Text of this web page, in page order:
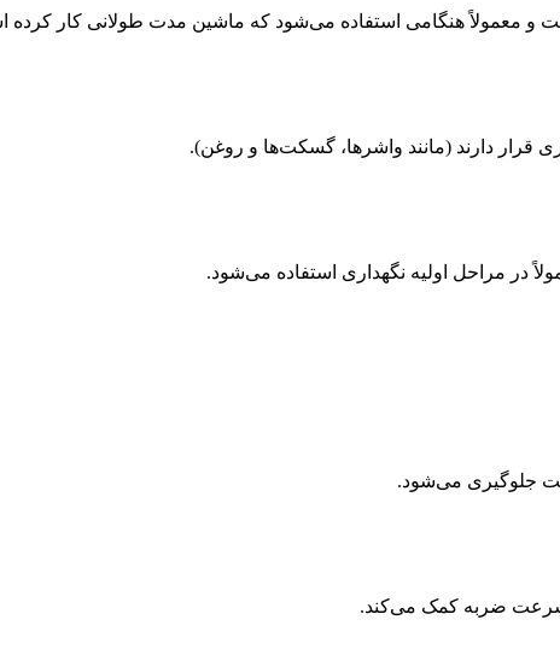
و معمولاً هنگامی استفاده می‌شود که ماشین مدت طولانی کار کرده
دارند (مانند واشرها، گسکت‌ها و روغن).
مراحل اولیه نگهداری استفاده می‌شود.
جلوگیری می‌شود.
سرعت ضربه کمک می‌کند.